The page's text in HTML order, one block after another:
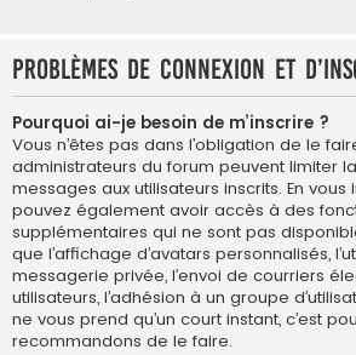
Problèmes de connexion et
Pourquoi ai-je besoin de m’inscrire ?
Vous n’êtes pas dans l’obligation de le
administrateurs du forum peuvent limiter
messages aux utilisateurs inscrits. En vous
pouvez également avoir accès à des
supplémentaires qui ne sont pas
que l’affichage d’avatars personnalisés,
messagerie privée, l’envoi de courriers
utilisateurs, l’adhésion à un groupe
ne vous prend qu’un court instant, c’est
recommandons de le faire.